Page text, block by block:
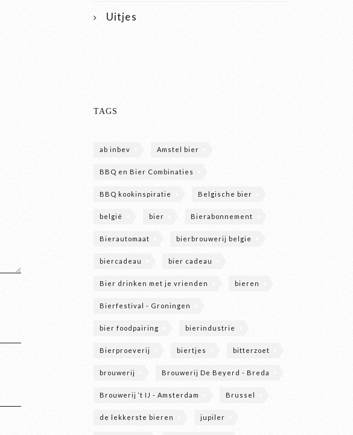
Uitjes
TAGS
ab inbev Amstel bier
BBQ en Bier Combinaties
BBQ kookinspiratie Belgische bier
belgië bier Bierabonnement
Bierautomaat bierbrouwerij belgie
biercadeau bier cadeau
Bier drinken met je vrienden bieren
Bierfestival - Groningen
bier foodpairing bierindustrie
Bierproeverij biertjes bitterzoet
brouwerij Brouwerij De Beyerd - Breda
Brouwerij ‘t IJ - Amsterdam Brussel
de lekkerste bieren jupiler